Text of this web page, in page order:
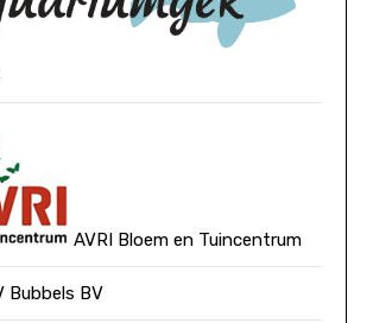
AVRI Bloem en Tuincentrum
Bubbels BV